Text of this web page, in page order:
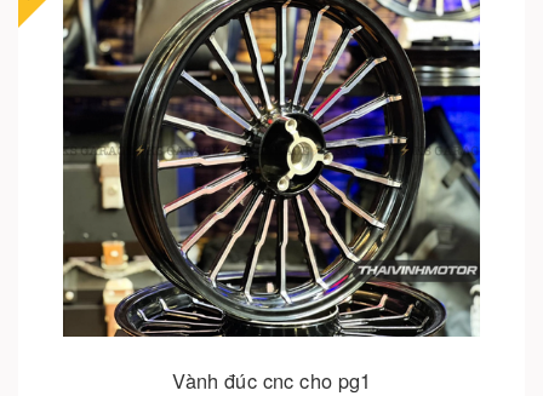
Vành đúc cnc cho pg1
Cho vào giỏ hàng